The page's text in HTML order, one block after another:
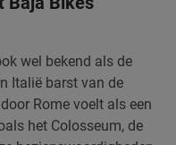
wel bekend als de
Italië barst van de
Rome voelt als een
het Colosseum, de